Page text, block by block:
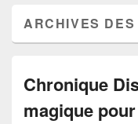
ARCHIVES
Chronique
magique